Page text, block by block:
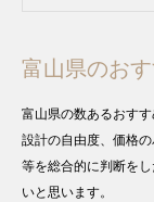
富山県のお
富山県の数あるおす
設計の自由度、価格
等を総合的に判断を
いと思います。